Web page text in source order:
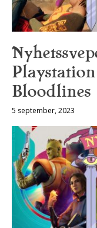
5 september, 2023